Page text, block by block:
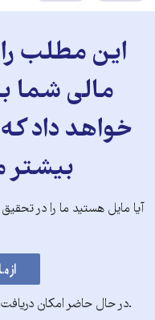
این مطلب را
مالی شما به
خواهد داد که
بیشتر
مایل هستید ما را در تحقیق و
.در حال حاضر امکان دریافت